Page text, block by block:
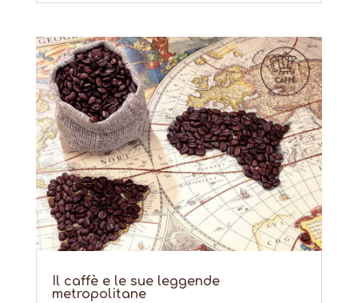
Il caffè e le sue leggende
metropolitane